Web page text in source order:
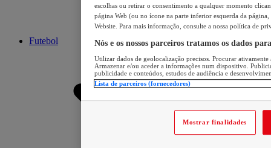
Futebol
escolhas ou retirar o consentimento a qualquer momento
página Web (ou no ícone na parte inferior esquerda da página,
Website. Para mais informação, consulte a nossa política de
Nós e os nossos parceiros tratamos os dados
Utilizar dados de geolocalização precisos. Procurar
Armazenar e/ou aceder a informações num dispositivo.
publicidade e conteúdos, estudos de audiência e
Lista de parceiros (fornecedores)
Mostrar finalidades